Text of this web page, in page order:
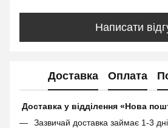
Написати
Доставка Оплата
Доставка у відділення «Нова
Зазвичай доставка займає 1-3 дні.